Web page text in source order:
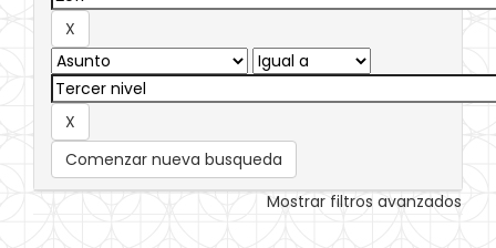
Comenzar nueva busqueda
Mostrar filtros avanzados